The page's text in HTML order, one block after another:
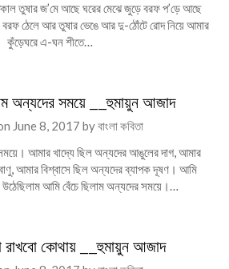
তুষার জ’মে আছে ঘরের মেঝে জুড়ে বরফ প’ড়ে আছে
বরফ ঠেলে আর তুষার ভেঙে আর দু-ঠোঁটে রোদ নিয়ে আমার
কুঁড়েঘরে এ-ঘন শীতে…
অন্যদের সময়ে __হুমায়ুন আজাদ
June 8, 2017 byবাংলা কবিতা
আমার খাদ্যে ছিল অন্যদের আঙুলের দাগ, আমার
আমার বিশ্বাসে ছিল অন্যদের ব্যাপক দূষণ। আমি
উঠেছিলাম আমি বেঁচে ছিলাম অন্যদের সময়ে।…
কোথায় __হুমায়ুন আজাদ